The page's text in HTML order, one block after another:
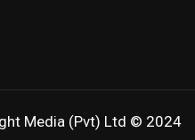
Media (Pvt) Ltd © 2024